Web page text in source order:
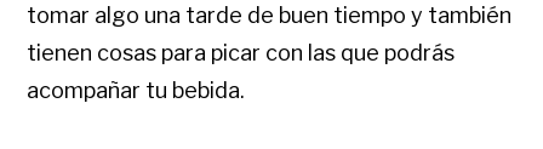
tomar algo una tarde de buen tiempo y también
tienen cosas para picar con las que podrás
acompañar tu bebida.